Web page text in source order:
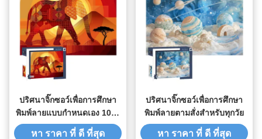
ปริศนาจิ๊กซอว์เพื่อการศึกษา
พิมพ์ลายแบบกำหนดเอง 1000
ชิ้น
หา ราคา ที่ ดี ที่สุด
ปริศนาจิ๊กซอว์เพื่อการศึกษา
พิมพ์ลายตามสั่งสำหรับทุกวัย
หา ราคา ที่ ดี ที่สุด